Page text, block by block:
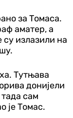
за Томаса.
аматер, а
излазили на
Тутњава
донијели
сам
је Томас.